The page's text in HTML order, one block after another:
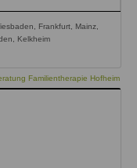
Frankfurt, Mainz,
Kelkheim
Familientherapie Hofheim